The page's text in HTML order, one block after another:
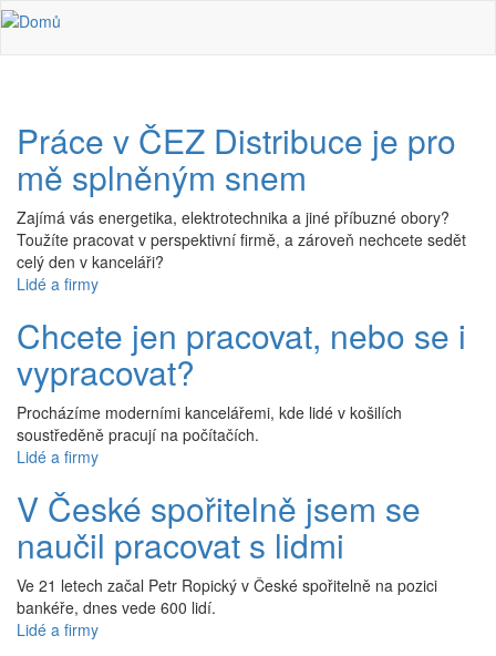
Přejít k hlavnímu obsahu
Práce v ČEZ Distribuce je pro
mě splněným snem
Zajímá vás energetika, elektrotechnika a jiné příbuzné obory?
Toužíte pracovat v perspektivní firmě, a zároveň nechcete sedět
celý den v kanceláři?
Lidé a firmy
Chcete jen pracovat, nebo se i
vypracovat?
Procházíme moderními kancelářemi, kde lidé v košilích
soustředěně pracují na počítačích.
Lidé a firmy
V České spořitelně jsem se
naučil pracovat s lidmi
Ve 21 letech začal Petr Ropický v České spořitelně na pozici
bankéře, dnes vede 600 lidí.
Lidé a firmy